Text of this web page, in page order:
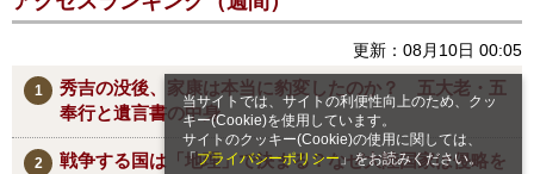
当サイトでは、サイトの利便性向上のため、クッ
キー(Cookie)を使用しています。
サイトのクッキー(Cookie)の使用に関しては、
「プライバシーポリシー」をお読みください。
更新：08月10日 00:05
秀吉の没後、家康は本当に豹変したのか？ 五大老・五
奉行と遺言書の中身
戦争する国は「地理」で決まる？なぜ大陸国家は侵略を